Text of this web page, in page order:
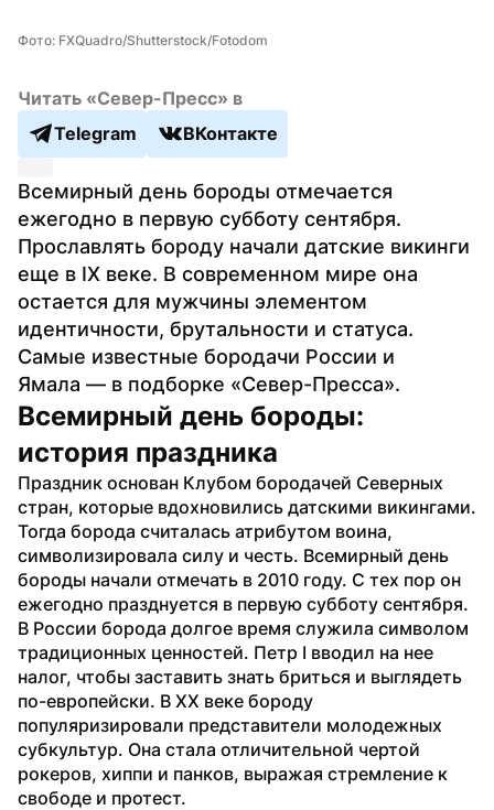
Фото: FXQuadro/Shutterstock/Fotodom
Читать «Север-Пресс» в
Telegram
ВКонтакте
Всемирный день бороды отмечается
ежегодно в первую субботу сентября.
Прославлять бороду начали датские викинги
еще в IX веке. В современном мире она
остается для мужчины элементом
идентичности, брутальности и статуса.
Самые известные бородачи России и
Ямала — в подборке «Север-Пресса».
Всемирный день бороды:
история праздника
Праздник основан Клубом бородачей Северных
стран, которые вдохновились датскими викингами.
Тогда борода считалась атрибутом воина,
символизировала силу и честь. Всемирный день
бороды начали отмечать в 2010 году. С тех пор он
ежегодно празднуется в первую субботу сентября.
В России борода долгое время служила символом
традиционных ценностей. Петр I вводил на нее
налог, чтобы заставить знать бриться и выглядеть
по-европейски. В XX веке бороду
популяризировали представители молодежных
субкультур. Она стала отличительной чертой
рокеров, хиппи и панков, выражая стремление к
свободе и протест.